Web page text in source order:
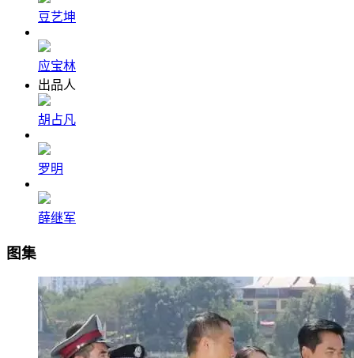
豆艺坤
应宝林
出品人
胡占凡
罗明
薛继军
图集